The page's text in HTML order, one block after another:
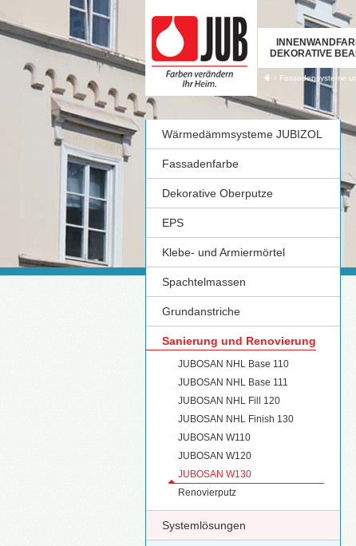
DEKORATIVE
› Fassadensysteme
Wärmedämmsysteme JUBIZOL
Fassadenfarbe
Dekorative Oberputze
EPS
Klebe- und Armiermörtel
Spachtelmassen
Grundanstriche
Sanierung und Renovierung
JUBOSAN NHL Base 110
JUBOSAN NHL Base 111
JUBOSAN NHL Fill 120
JUBOSAN NHL Finish 130
JUBOSAN W110
JUBOSAN W120
JUBOSAN W130
Renovierputz
Systemlösungen